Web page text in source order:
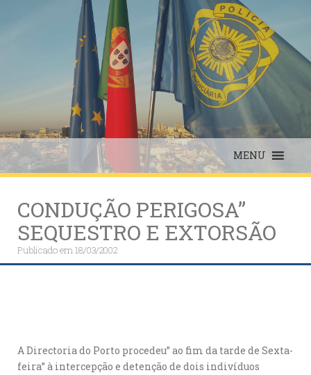
MENU
CONDUÇÃO PERIGOSA”
SEQUESTRO E EXTORSÃO
Publicado em18/03/2002
A Directoria do Porto procedeu” ao fim da tarde de Sexta-
feira” à intercepção e detenção de dois indivíduos